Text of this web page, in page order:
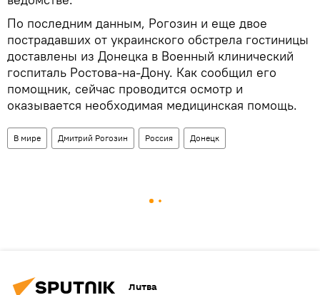
По последним данным, Рогозин и еще двое
пострадавших от украинского обстрела гостиницы
доставлены из Донецка в Военный клинический
госпиталь Ростова-на-Дону. Как сообщил его
помощник, сейчас проводится осмотр и
оказывается необходимая медицинская помощь.
В мире Дмитрий Рогозин Россия Донецк
Литва